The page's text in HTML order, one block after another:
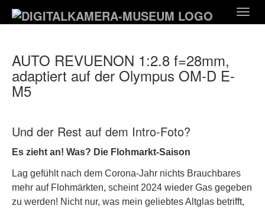
Hauptinhalt
AUTO REVUENON 1:2.8 f=28mm,
adaptiert auf der Olympus OM-D E-
M5
Und der Rest auf dem Intro-Foto?
Es zieht an! Was? Die Flohmarkt-Saison
Lag gefühlt nach dem Corona-Jahr nichts Brauchbares
mehr auf Flohmärkten, scheint 2024 wieder Gas gegeben
zu werden! Nicht nur, was mein geliebtes Altglas betrifft,